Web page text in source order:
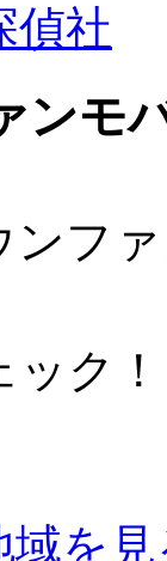
偵社
ンモ
ンフ
ク！
域を